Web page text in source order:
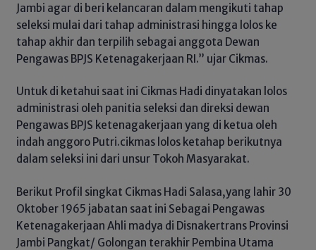
Jambi agar di beri kelancaran dalam mengikuti tahap
seleksi mulai dari tahap administrasi hingga lolos ke
tahap akhir dan terpilih sebagai anggota Dewan
Pengawas BPJS Ketenagakerjaan RI.” ujar Cikmas.
Untuk di ketahui saat ini Cikmas Hadi dinyatakan lolos
administrasi oleh panitia seleksi dan direksi dewan
Pengawas BPJS ketenagakerjaan yang di ketua oleh
indah anggoro Putri.cikmas lolos ketahap berikutnya
dalam seleksi ini dari unsur Tokoh Masyarakat.
Berikut Profil singkat Cikmas Hadi Salasa,yang lahir 30
Oktober 1965 jabatan saat ini Sebagai Pengawas
Ketenagakerjaan Ahli madya di Disnakertrans Provinsi
Jambi Pangkat/ Golongan terakhir Pembina Utama